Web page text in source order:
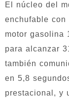
El núcleo del
enchufable con
motor gasolina
para alcanzar
también
en 5,8
prestacional, y